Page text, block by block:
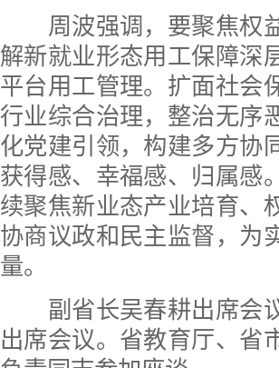
周波强调，要聚焦权益
解新就业形态用工保障深
平台用工管理。扩面社会
行业综合治理，整治无序
化党建引领，构建多方协
获得感、幸福感、归属感
续聚焦新业态产业培育、
协商议政和民主监督，为
量。
副省长吴春耕出席会议
出席会议。省教育厅、省